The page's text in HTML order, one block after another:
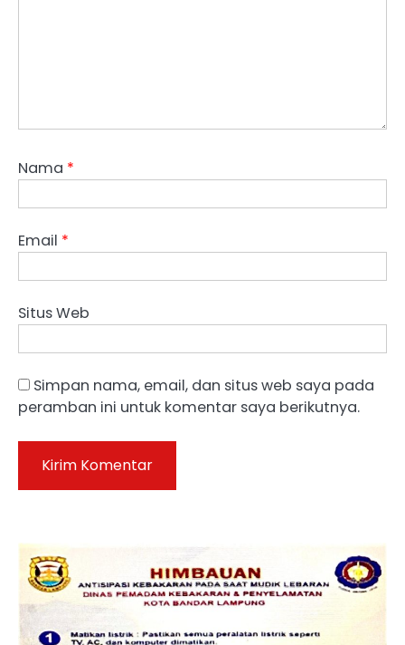
Nama *
Email *
Situs Web
Simpan nama, email, dan situs web saya pada
peramban ini untuk komentar saya berikutnya.